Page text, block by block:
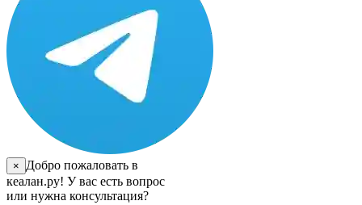
×
Добро пожаловать в
кеалан.ру! У вас есть вопрос
или нужна консультация?